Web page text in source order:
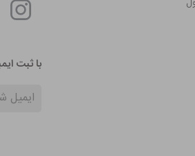
با ثبت